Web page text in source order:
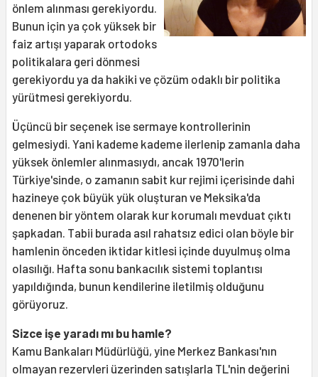
önlem alınması gerekiyordu.
Bunun için ya çok yüksek bir
faiz artışı yaparak ortodoks
politikalara geri dönmesi
gerekiyordu ya da hakiki ve çözüm odaklı bir politika
yürütmesi gerekiyordu.
Üçüncü bir seçenek ise sermaye kontrollerinin
gelmesiydi. Yani kademe kademe ilerlenip zamanla daha
yüksek önlemler alınmasıydı, ancak 1970'lerin
Türkiye'sinde, o zamanın sabit kur rejimi içerisinde dahi
hazineye çok büyük yük oluşturan ve Meksika'da
denenen bir yöntem olarak kur korumalı mevduat çıktı
şapkadan. Tabii burada asıl rahatsız edici olan böyle bir
hamlenin önceden iktidar kitlesi içinde duyulmuş olma
olasılığı. Hafta sonu bankacılık sistemi toplantısı
yapıldığında, bunun kendilerine iletilmiş olduğunu
görüyoruz.
Sizce işe yaradı mı bu hamle?
Kamu Bankaları Müdürlüğü, yine Merkez Bankası'nın
olmayan rezervleri üzerinden satışlarla TL'nin değerini